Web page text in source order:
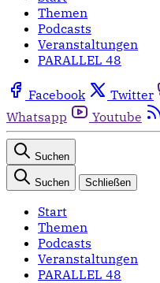
Themen
Podcasts
Veranstaltungen
PARALLEL 48
Facebook Twitter
Whatsapp
Youtube
Suchen
Suchen Schließen
Start
Themen
Podcasts
Veranstaltungen
PARALLEL 48